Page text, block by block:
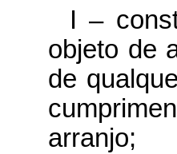
I –
objeto de
de
arranjo;